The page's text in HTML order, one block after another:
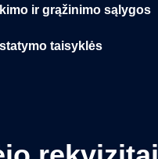
ir grąžinimo sąlygos
taisyklės